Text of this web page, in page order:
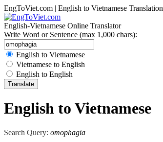
EngToViet.com | English to Vietnamese Translation
English-Vietnamese Online Translator
Write Word or Sentence (max 1,000 chars):
English to Vietnamese
Vietnamese to English
English to English
English to Vietnamese
Search Query: omophagia